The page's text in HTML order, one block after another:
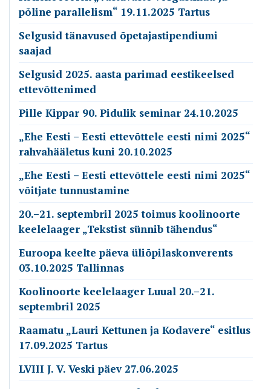
põline parallelism“ 19.11.2025 Tartus
Selgusid tänavused õpetajastipendiumi
saajad
Selgusid 2025. aasta parimad eestikeelsed
ettevõttenimed
Pille Kippar 90. Pidulik seminar 24.10.2025
„Ehe Eesti – Eesti ettevõttele eesti nimi 2025“
rahvahääletus kuni 20.10.2025
„Ehe Eesti – Eesti ettevõttele eesti nimi 2025“
võitjate tunnustamine
20.–21. septembril 2025 toimus koolinoorte
keelelaager „Tekstist sünnib tähendus“
Euroopa keelte päeva üliõpilaskonverents
03.10.2025 Tallinnas
Koolinoorte keelelaager Luual 20.–21.
septembril 2025
Raamatu „Lauri Kettunen ja Kodavere“ esitlus
17.09.2025 Tartus
LVIII J. V. Veski päev 27.06.2025